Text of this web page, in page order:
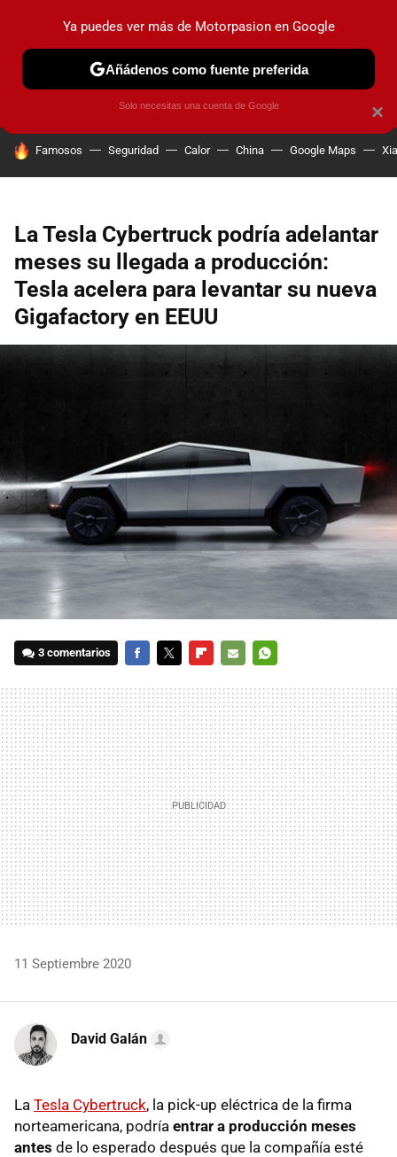
PRUEBAS COCHES ELÉCTRICOS OBSERVATORIO
HOY SE HABLA DE
Famosos Seguridad Calor China Google Maps
La Tesla Cybertruck podría adelantar
meses su llegada a producción:
Tesla acelera para levantar su nueva
Gigafactory en EEUU
3 comentarios
MAIL
11 Septiembre 2020
David Galán
La Tesla Cybertruck, la pick-up eléctrica de la firma
norteamericana, podría entrar a producción meses
antes de lo esperado después que la compañía esté
×
Ya puedes ver más de Motorpasion en Google
Añádenos como fuente preferida
Solo necesitas una cuenta de Google